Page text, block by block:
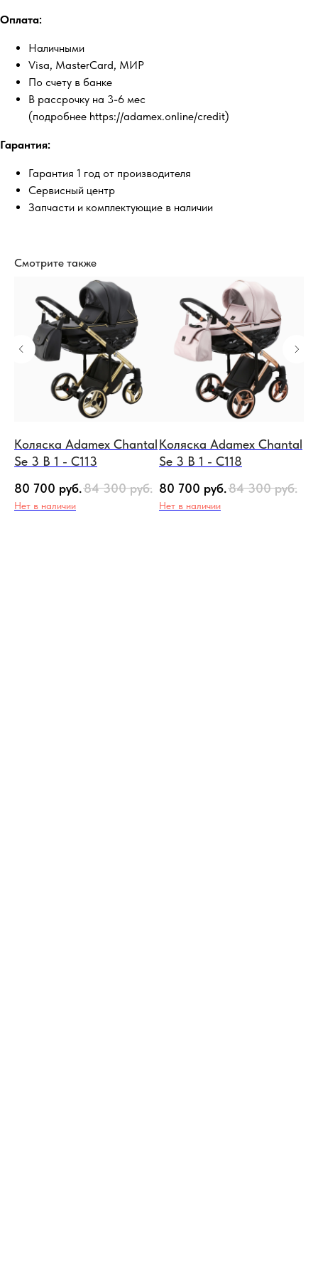
Оплата:
Наличными
Visa, MasterCard, МИР
По счету в банке
В рассрочку на 3-6 мес
(подробнее https://adamex.online/credit)
Гарантия:
Гарантия 1 год от производителя
Сервисный центр
Запчасти и комплектующие в наличии
Смотрите также
Коляска Adamex Chantal
Se 3 В 1 - C113
80 700 руб.84 300 руб.
Нет в наличии
Коляска Adamex Chantal
Se 3 В 1 - C118
80 700 руб.84 300 руб.
Нет в наличии